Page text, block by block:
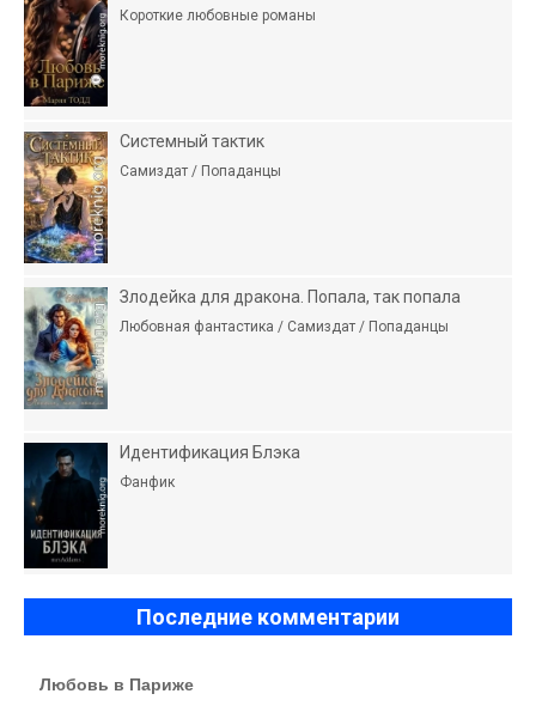
Короткие любовные романы
Системный тактик
Самиздат / Попаданцы
Злодейка для дракона. Попала, так попала
Любовная фантастика / Самиздат / Попаданцы
Идентификация Блэка
Фанфик
Последние комментарии
Любовь в Париже